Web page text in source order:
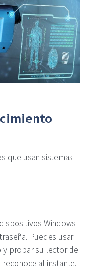
que usan sistemas
Windows
Puedes usar
y probar su lector de
al instante.